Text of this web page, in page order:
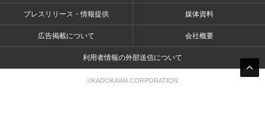
プレスリリース・情報提供 媒体資料
広告掲載について 会社概要
利用者情報の外部送信について
©KADOKAWA CORPORATION